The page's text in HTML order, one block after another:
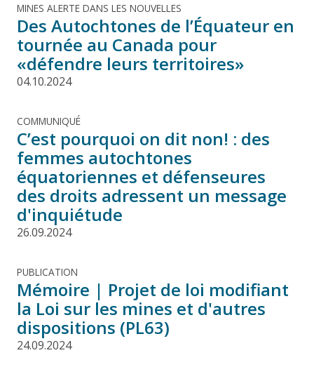
MINES ALERTE DANS LES NOUVELLES
Des Autochtones de l’Équateur en
tournée au Canada pour
«défendre leurs territoires»
04.10.2024
COMMUNIQUÉ
C’est pourquoi on dit non! : des
femmes autochtones
équatoriennes et défenseures
des droits adressent un message
d'inquiétude
26.09.2024
PUBLICATION
Mémoire | Projet de loi modifiant
la Loi sur les mines et d'autres
dispositions (PL63)
24.09.2024